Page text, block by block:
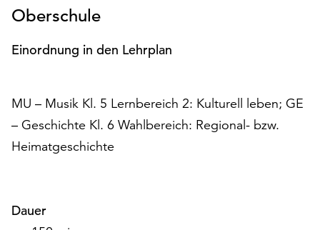
Oberschule
Einordnung in den Lehrplan
MU – Musik Kl. 5 Lernbereich 2: Kulturell leben; GE
– Geschichte Kl. 6 Wahlbereich: Regional- bzw.
Heimatgeschichte
Dauer